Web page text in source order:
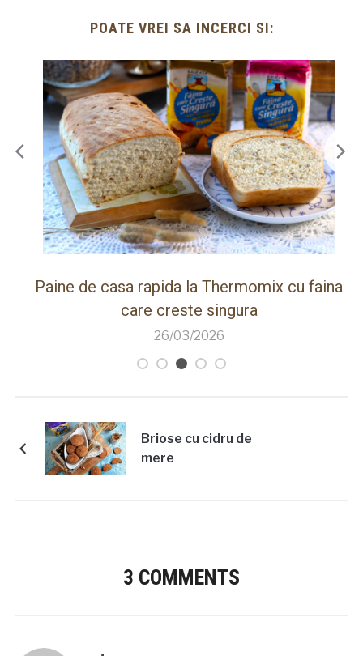
POATE VREI SA INCERCI SI:
Paine de casa rapida la Thermomix cu faina
care creste singura
26/03/2026
Briose cu cidru de
mere
3 COMMENTS